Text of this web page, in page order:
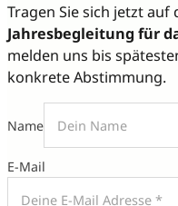
Tragen Sie sich jetzt auf
Jahresbegleitung für
melden uns bis
konkrete Abstimmung.
Name
E-Mail